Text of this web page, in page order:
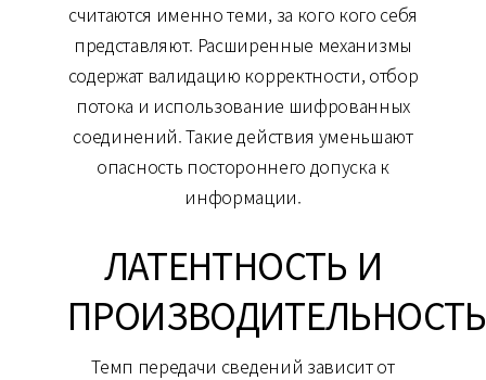
считаются именно теми, за кого кого себя
представляют. Расширенные механизмы
содержат валидацию корректности, отбор
потока и использование шифрованных
соединений. Такие действия уменьшают
опасность постороннего допуска к
информации.
ЛАТЕНТНОСТЬ И
ПРОИЗВОДИТЕЛЬНОСТЬ
Темп передачи сведений зависит от